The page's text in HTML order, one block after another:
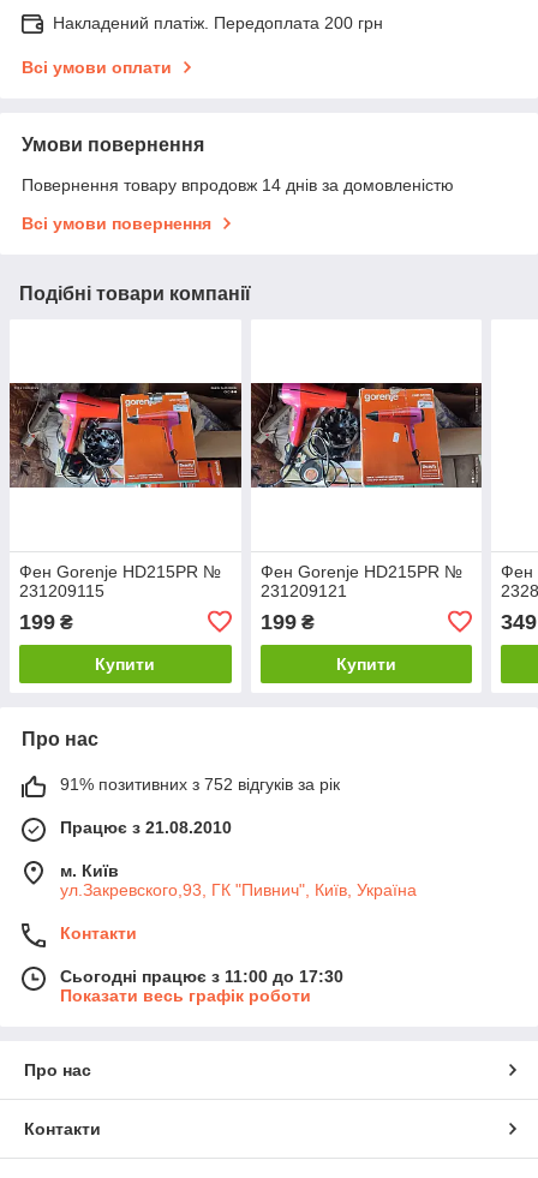
Накладений платіж. Передоплата 200 грн
Всі умови оплати
Умови повернення
Повернення товару впродовж 14 днів за домовленістю
Всі умови повернення
Подібні товари компанії
Фен Gorenje HD215PR №
231209115
199 ₴
Купити
Фен Gorenje HD215PR №
231209121
199₴
Купити
Фен
349
Про нас
91% позитивних з 752 відгуків за рік
Працює з 21.08.2010
м. Київ
ул.Закревского,93, ГК "Пивнич", Київ, Україна
Контакти
Сьогодні працює з 11:00 до 17:30
Показати весь графік роботи
Про нас
Контакти